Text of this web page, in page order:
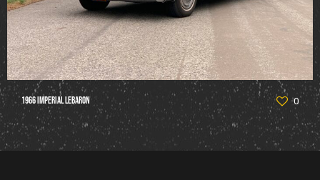
1966 Imperial LeBaron 0